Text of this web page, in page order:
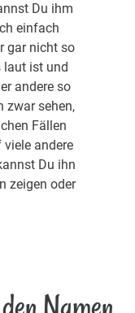
Du ihm
einfach
gar nicht so
laut ist und
andere so
zwar sehen,
Fällen
viele andere
Du ihn
zeigen oder